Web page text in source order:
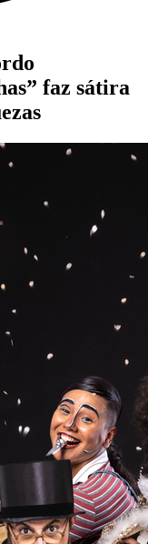
faz sátira